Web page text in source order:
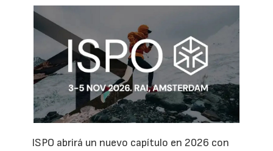
ISPO abrirá un nuevo capítulo en 2026 con